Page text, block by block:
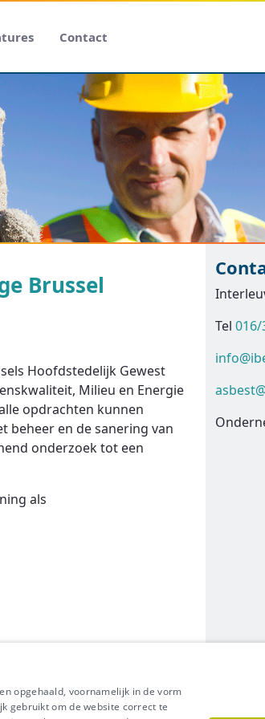
Contact
Brussel
Hoofdstedelijk Gewest
Milieu en Energie
opdrachten kunnen
beheer en de sanering van
onderzoek tot een
als
Tel 016/
Meer vragen? Neem meteen
opgehaald, voornamelijk in de vorm
gebruikt om de website correct te